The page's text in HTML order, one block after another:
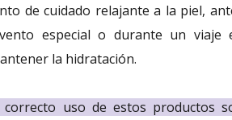
de cuidado relajante a la piel,
especial o durante un viaje
la hidratación.
uso de estos productos